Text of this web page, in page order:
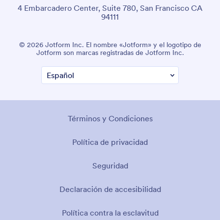
4 Embarcadero Center, Suite 780, San Francisco CA
94111
© 2026 Jotform Inc. El nombre «Jotform» y el logotipo de
Jotform son marcas registradas de Jotform Inc.
Términos y Condiciones
Política de privacidad
Seguridad
Declaración de accesibilidad
Política contra la esclavitud